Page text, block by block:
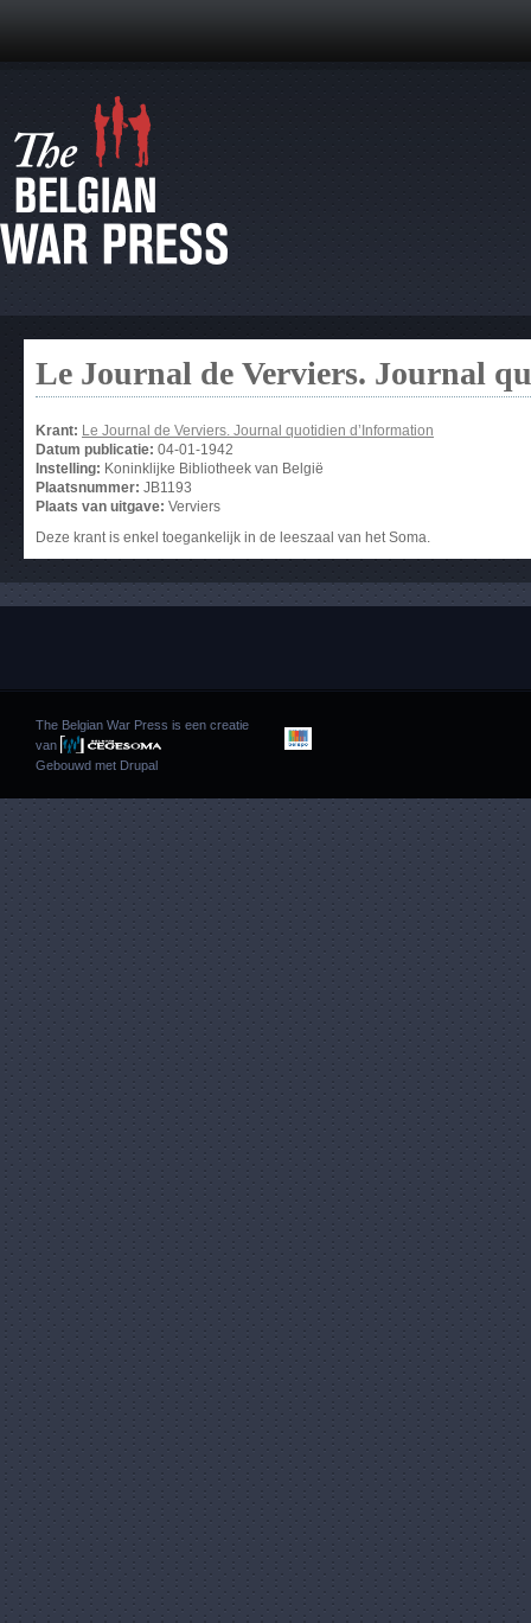
Le Journal de Verviers. Journal
Krant: Le Journal de Verviers. Journal quotidien d’Information
Datum publicatie: 04-01-1942
Instelling: Koninklijke Bibliotheek van België
Plaatsnummer: JB1193
Plaats van uitgave: Verviers
Deze krant is enkel toegankelijk in de leeszaal van het Soma.
The Belgian War Press is een creatie
van
Gebouwd met Drupal